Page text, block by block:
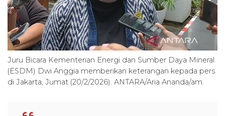
Juru Bicara Kementerian Energi dan Sumber Daya Mineral
(ESDM) Dwi Anggia memberikan keterangan kepada pers
di Jakarta, Jumat (20/2/2026). ANTARA/Aria Ananda/am.